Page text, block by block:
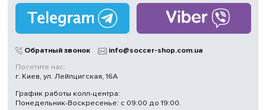
без выходных
в Киеве
Обратный звонок
info@soccer-shop.com.ua
Посетите нас:
г. Киев, ул. Лейпцигская, 16А
График работы колл-центра:
Понедельник-Воскресенье: с 09:00 до 19:00.